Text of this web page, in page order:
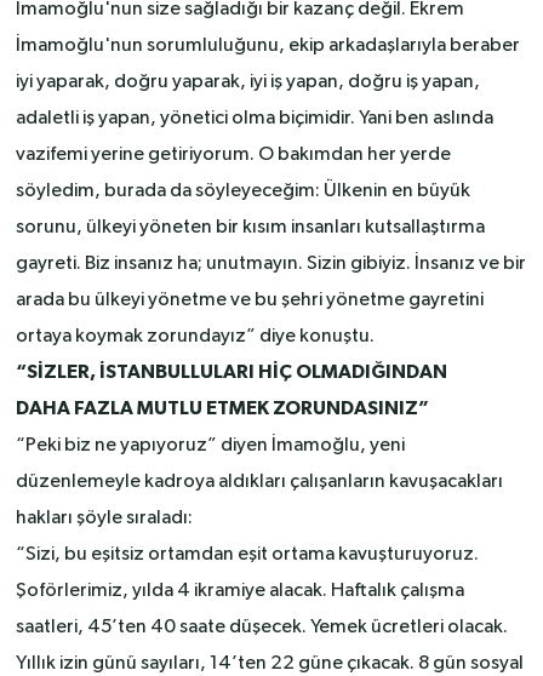
İmamoğlu'nun size sağladığı bir kazanç değil. Ekrem
İmamoğlu'nun sorumluluğunu, ekip arkadaşlarıyla beraber
iyi yaparak, doğru yaparak, iyi iş yapan, doğru iş yapan,
adaletli iş yapan, yönetici olma biçimidir. Yani ben aslında
vazifemi yerine getiriyorum. O bakımdan her yerde
söyledim, burada da söyleyeceğim: Ülkenin en büyük
sorunu, ülkeyi yöneten bir kısım insanları kutsallaştırma
gayreti. Biz insanız ha; unutmayın. Sizin gibiyiz. İnsanız ve bir
arada bu ülkeyi yönetme ve bu şehri yönetme gayretini
ortaya koymak zorundayız” diye konuştu.
“SİZLER, İSTANBULLULARI HİÇ OLMADIĞINDAN
DAHA FAZLA MUTLU ETMEK ZORUNDASINIZ”
“Peki biz ne yapıyoruz” diyen İmamoğlu, yeni
düzenlemeyle kadroya aldıkları çalışanların kavuşacakları
hakları şöyle sıraladı:
“Sizi, bu eşitsiz ortamdan eşit ortama kavuşturuyoruz.
Şoförlerimiz, yılda 4 ikramiye alacak. Haftalık çalışma
saatleri, 45’ten 40 saate düşecek. Yemek ücretleri olacak.
Yıllık izin günü sayıları, 14’ten 22 güne çıkacak. 8 gün sosyal